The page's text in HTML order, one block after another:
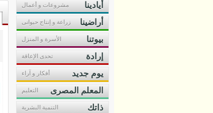
صفحات كنانة
أونلاين
أيادينا
مشروعات و أعمال
أراضينا زراعة و إنتاج حيوانى
بيوتنا الأسرة و المنزل
إرادة تحدى الإعاقة
يوم جديد أفكار و آراء
المعلم المصرى التعليم
ذاتك التنمية البشرية